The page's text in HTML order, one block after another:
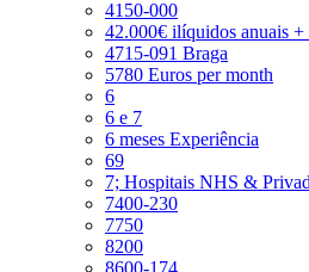
4150-000
42.000€ ilíquidos anuais
4715-091 Braga
5780 Euros per month
6
6 e 7
6 meses Experiência
69
7; Hospitais NHS &
7400-230
7750
8200
8600-174